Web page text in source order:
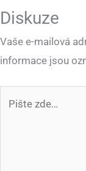
Diskuze
Vaše e-mailová
informace jsou